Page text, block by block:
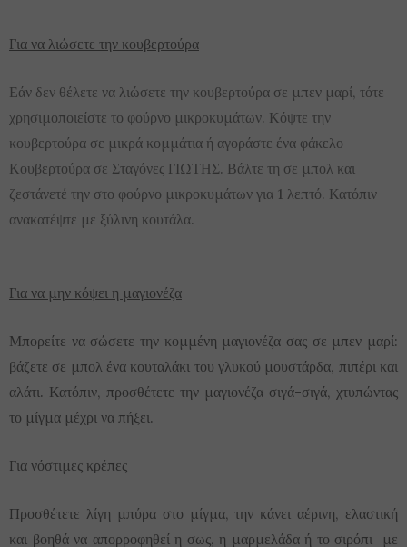
Για να λιώσετε την κουβερτούρα
Εάν δεν θέλετε να λιώσετε την κουβερτούρα σε μπεν μαρί, τότε
χρησιμοποιείστε το φούρνο μικροκυμάτων. Κόψτε την
κουβερτούρα σε μικρά κομμάτια ή αγοράστε ένα φάκελο
Κουβερτούρα σε Σταγόνες ΓΙΩΤΗΣ. Βάλτε τη σε μπολ και
ζεστάνετέ την στο φούρνο μικροκυμάτων για 1 λεπτό. Κατόπιν
ανακατέψτε με ξύλινη κουτάλα.
Για να μην κόψει η μαγιονέζα
Μπορείτε να σώσετε την κομμένη μαγιονέζα σας σε μπεν μαρί:
βάζετε σε μπολ ένα κουταλάκι του γλυκού μουστάρδα, πιπέρι και
αλάτι. Κατόπιν, προσθέτετε την μαγιονέζα σιγά-σιγά, χτυπώντας
το μίγμα μέχρι να πήξει.
Για νόστιμες κρέπες
Προσθέτετε λίγη μπύρα στο μίγμα, την κάνει αέρινη, ελαστική
και βοηθά να απορροφηθεί η σως, η μαρμελάδα ή το σιρόπι με